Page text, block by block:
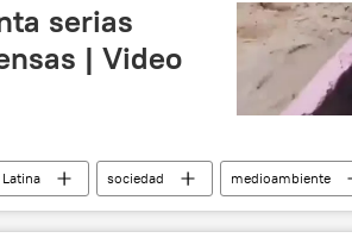
serias
| Video
sociedad medioambiente